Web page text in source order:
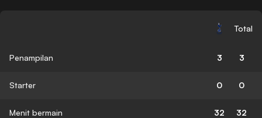
Total
Penampilan 3 3
Starter 0 0
Menit bermain 32 32